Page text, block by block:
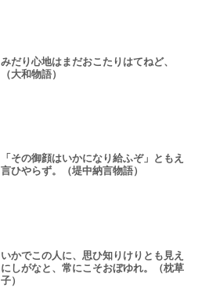
みだり心地はまだおこたりはてねど、
（大和物語）
「その御顔はいかになり給ふぞ」ともえ
言ひやらず。（堤中納言物語）
いかでこの人に、思ひ知りけりとも見え
にしがなと、常にこそおぼゆれ。（枕草
子）